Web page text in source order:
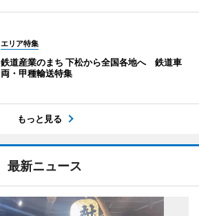
エリア特集
鉄道産業のまち 下松から全国各地へ 鉄道車
両・甲種輸送特集
もっと見る
最新ニュース